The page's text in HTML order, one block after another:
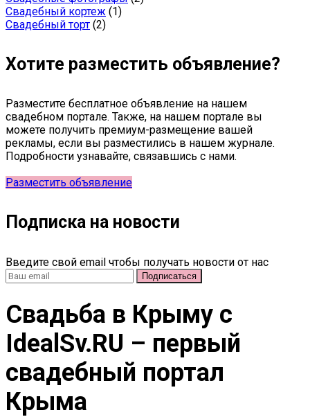
Свадебный кортеж (1)
Свадебный торт (2)
Хотите разместить объявление?
Разместите бесплатное объявление на нашем
свадебном портале. Также, на нашем портале вы
можете получить премиум-размещение вашей
рекламы, если вы разместились в нашем журнале.
Подробности узнавайте, связавшись с нами.
Разместить объявление
Подписка на новости
Введите свой email чтобы получать новости от нас
Свадьба в Крыму c
IdealSv.RU – первый
свадебный портал
Крыма